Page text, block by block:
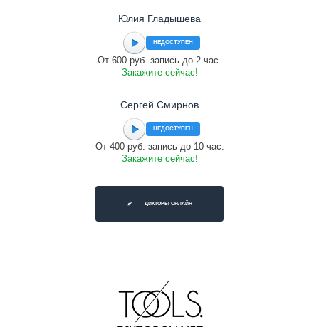
Юлия Гладышева
НЕДОСТУПЕН
От 600 руб. запись до 2 час.
Закажите сейчас!
Сергей Смирнов
НЕДОСТУПЕН
От 400 руб. запись до 10 час.
Закажите сейчас!
ДИКТОРЫ ОНЛАЙН